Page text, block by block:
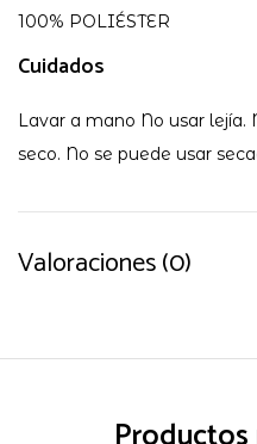
100% POLIÉSTER
Cuidados
Lavar a mano No usar lejía.
seco. No se puede usar
Valoraciones (0)